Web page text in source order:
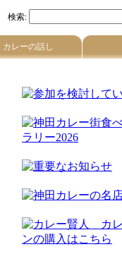
検索:
カレーの話し